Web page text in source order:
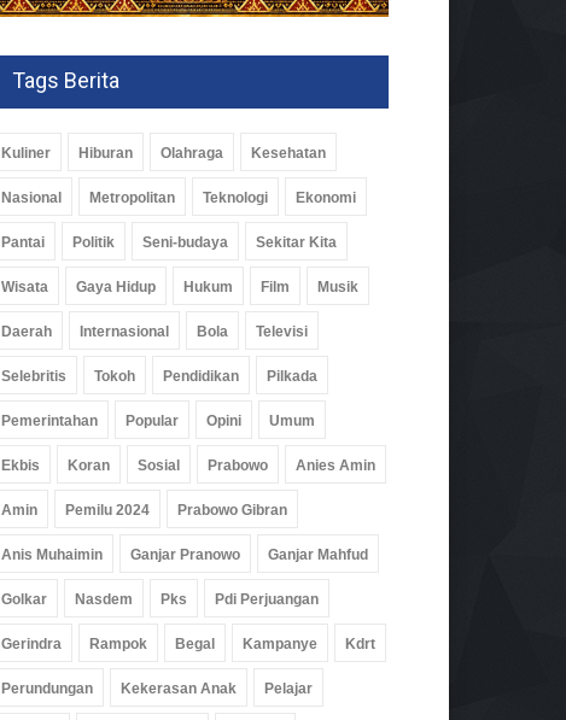
Tags Berita
Kuliner Hiburan Olahraga Kesehatan
Nasional Metropolitan Teknologi Ekonomi
Pantai Politik Seni-budaya Sekitar Kita
Wisata Gaya Hidup Hukum Film Musik
Daerah Internasional Bola Televisi
Selebritis Tokoh Pendidikan Pilkada
Pemerintahan Popular Opini Umum
Ekbis Koran Sosial Prabowo Anies Amin
Amin Pemilu 2024 Prabowo Gibran
Anis Muhaimin Ganjar Pranowo Ganjar Mahfud
Golkar Nasdem Pks Pdi Perjuangan
Gerindra Rampok Begal Kampanye Kdrt
Perundungan Kekerasan Anak Pelajar